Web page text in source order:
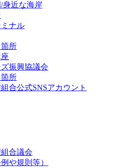
身近な海岸
ナル
箇所
振興協議会
箇所
合公式SNSアカウント
合議会
や規則等）